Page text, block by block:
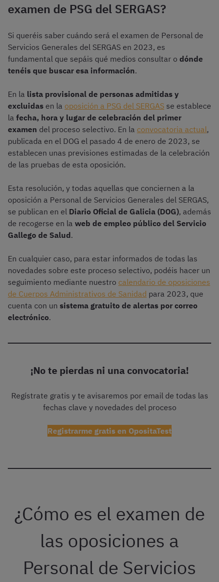
examen de PSG del SERGAS?
Si queréis saber cuándo será el examen de Personal de
Servicios Generales del SERGAS en 2023, es
fundamental que sepáis qué medios consultar o dónde
tenéis que buscar esa información.
En la lista provisional de personas admitidas y
excluidas en la oposición a PSG del SERGAS se establece
la fecha, hora y lugar de celebración del primer
examen del proceso selectivo. En la convocatoria actual,
publicada en el DOG el pasado 4 de enero de 2023, se
establecen unas previsiones estimadas de la celebración
de las pruebas de esta oposición.
Esta resolución, y todas aquellas que conciernen a la
oposición a Personal de Servicios Generales del SERGAS,
se publican en el Diario Oficial de Galicia (DOG), además
de recogerse en la web de empleo público del Servicio
Gallego de Salud.
En cualquier caso, para estar informados de todas las
novedades sobre este proceso selectivo, podéis hacer un
seguimiento mediante nuestro calendario de oposiciones
de Cuerpos Administrativos de Sanidad para 2023, que
cuenta con un sistema gratuito de alertas por correo
electrónico.
¡No te pierdas ni una convocatoria!
Regístrate gratis y te avisaremos por email de todas las
fechas clave y novedades del proceso
Registrarme gratis en OpositaTest
¿Cómo es el examen de
las oposiciones a
Personal de Servicios